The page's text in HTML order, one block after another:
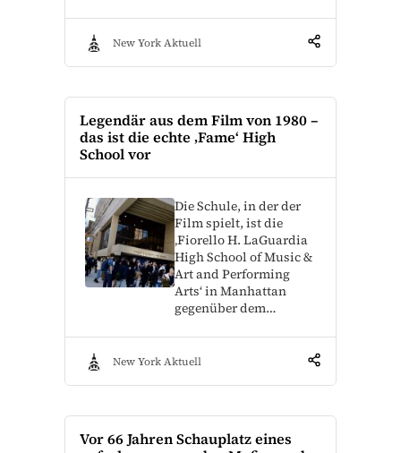
New York Aktuell
Legendär aus dem Film von 1980 –
das ist die echte ‚Fame‘ High
School vor
Die Schule, in der der
Film spielt, ist die
‚Fiorello H. LaGuardia
High School of Music &
Art and Performing
Arts‘ in Manhattan
gegenüber dem…
New York Aktuell
Vor 66 Jahren Schauplatz eines